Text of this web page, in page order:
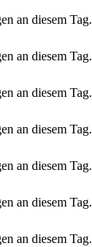
an diesem Tag.
an diesem Tag.
an diesem Tag.
an diesem Tag.
an diesem Tag.
an diesem Tag.
an diesem Tag.